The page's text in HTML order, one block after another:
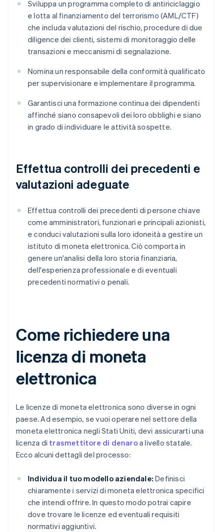
Sviluppa un programma completo di antiriciclaggio
e lotta al finanziamento del terrorismo (AML/CTF)
che includa valutazioni del rischio, procedure di due
diligence dei clienti, sistemi di monitoraggio delle
transazioni e meccanismi di segnalazione.
Nomina un responsabile della conformità qualificato
per supervisionare e implementare il programma.
Garantisci una formazione continua dei dipendenti
affinché siano consapevoli dei loro obblighi e siano
in grado di individuare le attività sospette.
Effettua controlli dei precedenti e
valutazioni adeguate
Effettua controlli dei precedenti di persone chiave
come amministratori, funzionari e principali azionisti,
e conduci valutazioni sulla loro idoneità a gestire un
istituto di moneta elettronica. Ciò comporta in
genere un'analisi della loro storia finanziaria,
dell'esperienza professionale e di eventuali
precedenti normativi o penali.
Come richiedere una
licenza di moneta
elettronica
Le licenze di moneta elettronica sono diverse in ogni
paese. Ad esempio, se vuoi operare nel settore della
moneta elettronica negli Stati Uniti, devi assicurarti una
licenza di trasmettitore di denaroa livello statale.
Ecco alcuni dettagli del processo:
Individua il tuo modello aziendale: Definisci
chiaramente i servizi di moneta elettronica specifici
che intendi offrire. In questo modo potrai capire
dove trovare le licenze ed eventuali requisiti
normativi aggiuntivi.